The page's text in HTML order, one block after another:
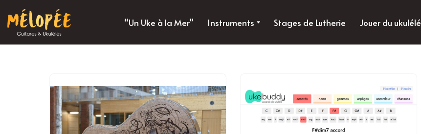
Aller
“Un Uke à la Mer” Instruments Stages de Lutherie Jouer du ukulélé